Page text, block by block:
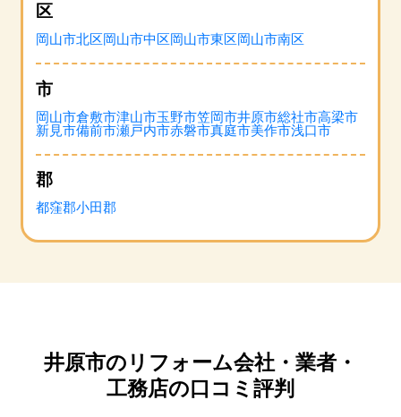
区
岡山市北区岡山市中区岡山市東区岡山市南区
市
岡山市倉敷市津山市玉野市笠岡市井原市総社市高梁市
新見市備前市瀬戸内市赤磐市真庭市美作市浅口市
郡
都窪郡小田郡
井原市のリフォーム会社・業者・
工務店の口コミ評判